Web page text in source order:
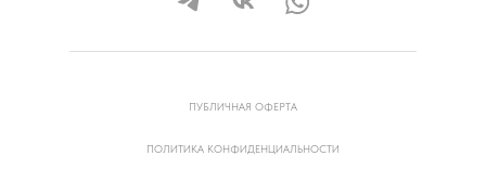
ПУБЛИЧНАЯ ОФЕРТА
ПОЛИТИКА КОНФИДЕНЦИАЛЬНОСТИ